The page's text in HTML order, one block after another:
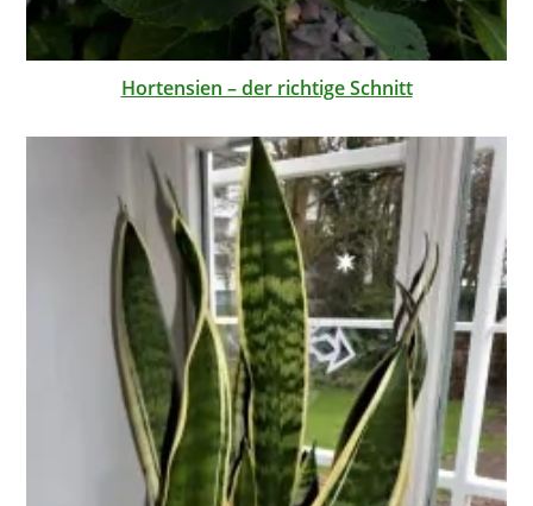
Hortensien – der richtige Schnitt